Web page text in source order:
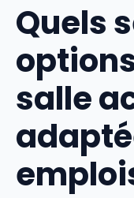
Quels
salle